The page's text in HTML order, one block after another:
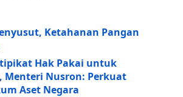
Ketahanan Pangan
Hak Pakai untuk
Menteri Nusron: Perkuat
Aset Negara